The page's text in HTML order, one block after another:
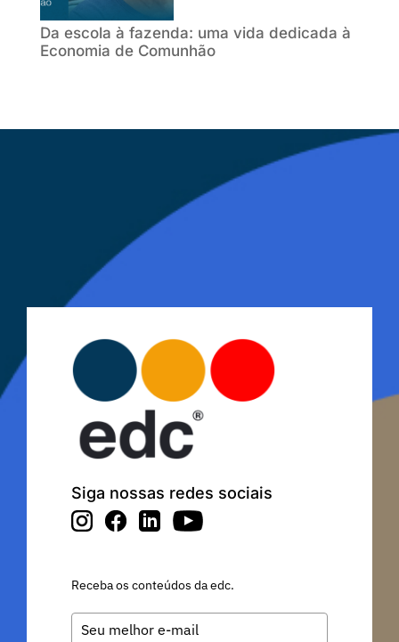
Da escola à fazenda: uma vida dedicada à
Economia de Comunhão
Siga nossas redes sociais
Receba os conteúdos da edc.